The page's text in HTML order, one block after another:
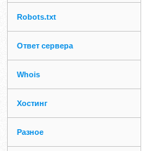
Robots.txt
Ответ сервера
Whois
Хостинг
Разное